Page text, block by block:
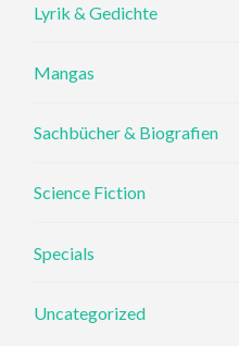
Lyrik & Gedichte
Mangas
Sachbücher & Biografien
Science Fiction
Specials
Uncategorized